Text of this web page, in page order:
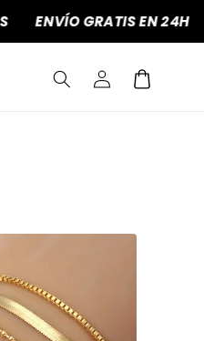
ENVÍO GRATIS EN 24H
Iniciar
sesión
Carrito